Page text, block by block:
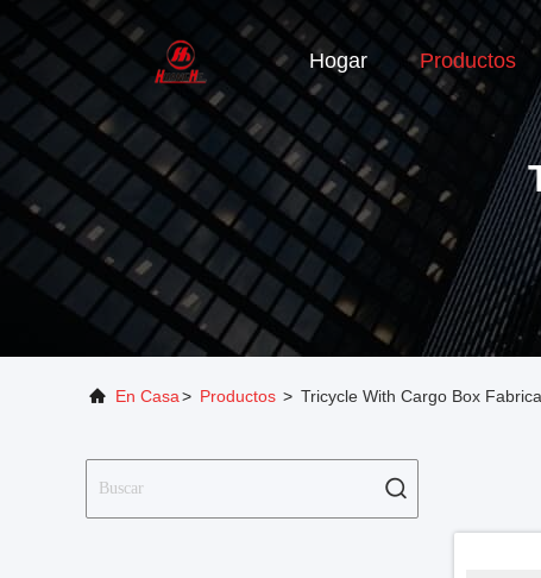
Hogar Productos
En Casa> Productos > Tricycle With Cargo Box